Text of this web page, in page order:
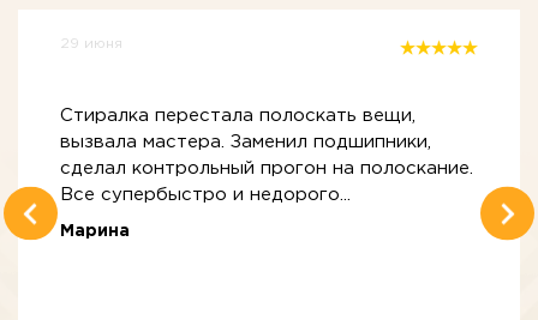
29 июня
Стиралка перестала полоскать вещи,
вызвала мастера. Заменил подшипники,
сделал контрольный прогон на полоскание.
Все супербыстро и недорого...
Марина